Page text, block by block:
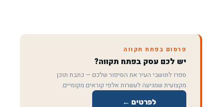
פרסום בפתח תקווה
יש לכם עסק בפתח תקווה?
ספרו לתושבי העיר את הסיפור שלכם — כתבת תוכן
מקצועית שמגיעה לעשרות אלפי קוראים מקומיים.
לפרטים ←